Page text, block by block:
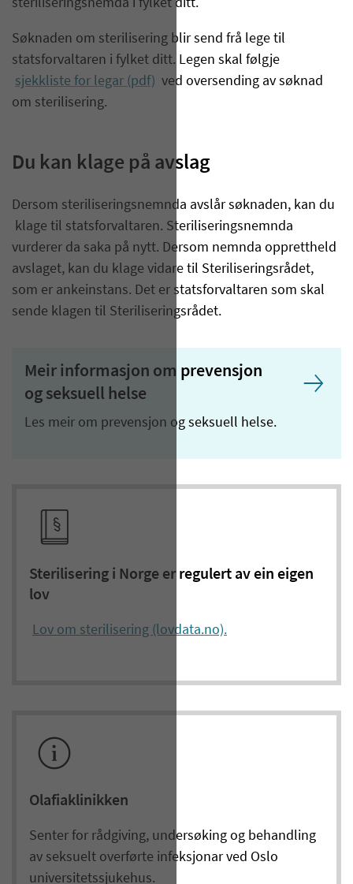
steriliseringsnemda i fylket ditt.
Søknaden om sterilisering blir send frå lege til
statsforvaltaren i fylket ditt. Legen skal følgje
sjekkliste for legar (pdf) ved oversending av søknad
om sterilisering.
Du kan klage på avslag
Dersom steriliseringsnemnda avslår søknaden, kan du
klage til statsforvaltaren. Steriliseringsnemnda
vurderer da saka på nytt. Dersom nemnda opprettheld
avslaget, kan du klage vidare til Steriliseringsrådet,
som er ankeinstans. Det er statsforvaltaren som skal
sende klagen til Steriliseringsrådet.
Meir informasjon om prevensjon
og seksuell helse
Les meir om prevensjon og seksuell helse.
Sterilisering i Norge er regulert av ein eigen
lov
Lov om sterilisering (lovdata.no).
Olafiaklinikken
Senter for rådgiving, undersøking og behandling
av seksuelt overførte infeksjonar ved Oslo
universitetssjukehus.